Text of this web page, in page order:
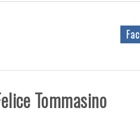
Tommasino